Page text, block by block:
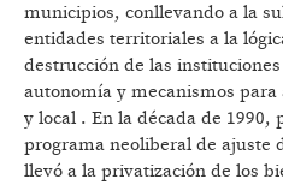
municipios, conllevando a la
entidades territoriales a la
destrucción de las
autonomía y mecanismos
y local . En la década de
programa neoliberal de ajuste
llevó a la privatización de los